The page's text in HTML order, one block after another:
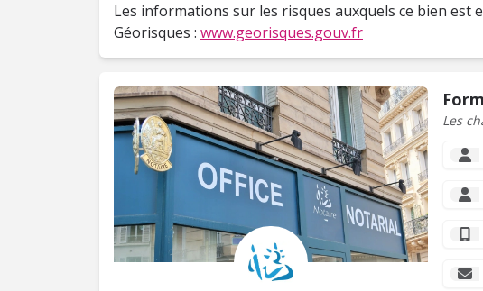
Les informations sur les risques auxquels ce bien est
Géorisques : www.georisques.gouv.fr
Les